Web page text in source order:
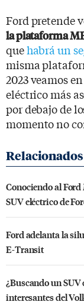
Ford pretende
la plataforma
quehabrá un
misma
2023 veamos
eléctrico más
por debajo de
momento no
Conociendo al
SUV eléctrico de
Ford adelanta la
E-Transit
¿Buscando un SUV
interesantes del